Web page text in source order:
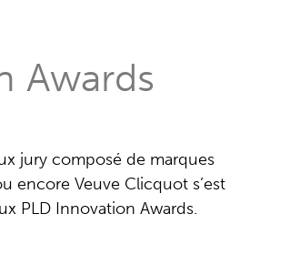
Awards
jury composé de marques
encore Veuve Clicquot s’est
PLD Innovation Awards.